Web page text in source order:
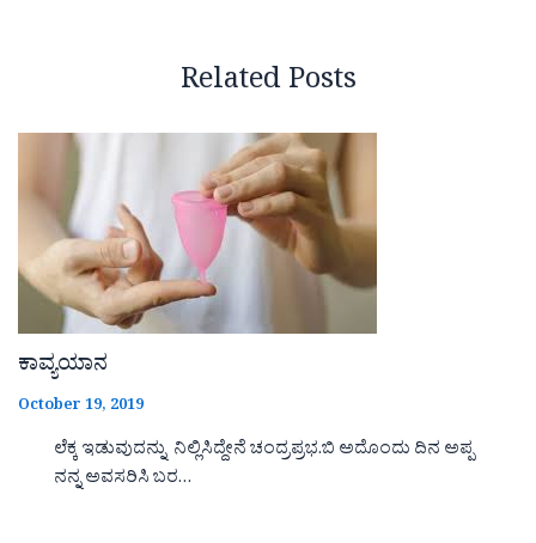
Related Posts
ಕಾವ್ಯಯಾನ
October 19, 2019
ಲೆಕ್ಕ ಇಡುವುದನ್ನು ನಿಲ್ಲಿಸಿದ್ದೇನೆ ಚಂದ್ರಪ್ರಭ.ಬಿ ಅದೊಂದು ದಿನ ಅಪ್ಪ
ನನ್ನ ಅವಸರಿಸಿ ಬರ…